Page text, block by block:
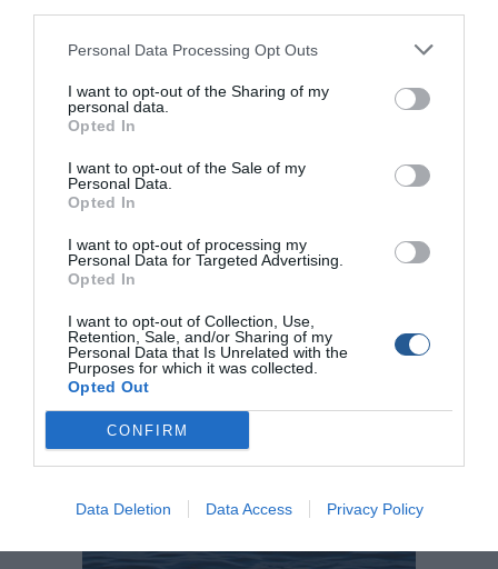
Personal Data Processing Opt Outs
I want to opt-out of the Sharing of my
personal data.
Opted In
I want to opt-out of the Sale of my
Personal Data.
Opted In
I want to opt-out of processing my
Personal Data for Targeted Advertising.
Opted In
I want to opt-out of Collection, Use,
Retention, Sale, and/or Sharing of my
Personal Data that Is Unrelated with the
Purposes for which it was collected.
Opted Out
CONFIRM
Data Deletion Data Access Privacy Policy
ενώ παράλληλα µε την µακρόχρονη παρουσία της στην
ελληνική αγορά, έχει και δυναµική εξαγωγική
Για περισσότερες πληροφορίες
EVAL Ε. Γ. Βαλλιανάτος ΑΒΕΕ,
Τηλ. 210 55 90 872, Φαξ. 210 55 90 871
Ε. Γ. Βαλλιανάτος